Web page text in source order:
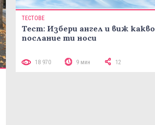
ТЕСТОВЕ
Тест: Избери ангел и виж какво
послание ти носи
18 970 9 мин 12